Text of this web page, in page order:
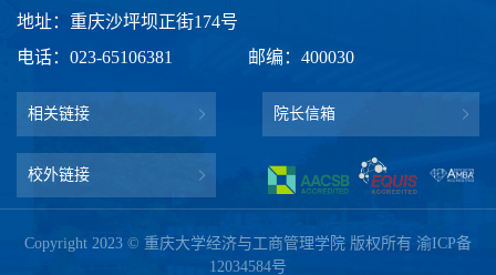
地址：重庆沙坪坝正街174号
电话：023-65106381
邮编：400030
相关链接 院长信箱
校外链接
Copyright 2023 © 重庆大学经济与工商管理学院 版权所有 渝ICP备
12034584号